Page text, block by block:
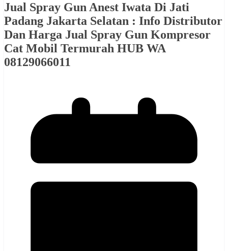
Jual Spray Gun Anest Iwata Di Jati
Padang Jakarta Selatan : Info Distributor
Dan Harga Jual Spray Gun Kompresor
Cat Mobil Termurah HUB WA
08129066011